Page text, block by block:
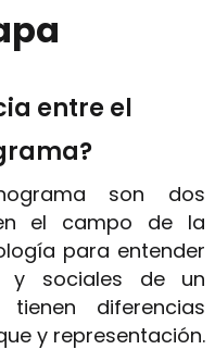
entre el
son dos
el campo de la
para entender
y sociales de un
diferencias
y representación.